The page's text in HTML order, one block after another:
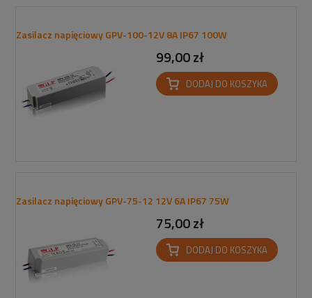
Zasilacz napięciowy GPV-100-12V 8A IP67 100W
99,00 zł
DODAJ DO KOSZYKA
Zasilacz napięciowy GPV-75-12 12V 6A IP67 75W
75,00 zł
DODAJ DO KOSZYKA